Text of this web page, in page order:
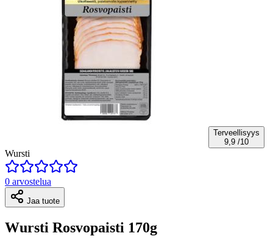
Terveellisyys
9,9 /10
Wursti
0 arvostelua
Jaa tuote
Wursti Rosvopaisti 170g